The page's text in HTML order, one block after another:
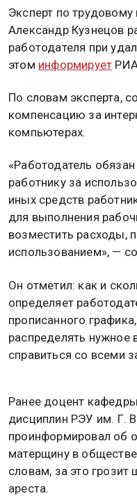
Эксперт по трудовому
Александр Кузнецов
работодателя при
этом информирует
По словам эксперта,
компенсацию за
компьютерах.
«Работодатель
работнику за
иных средств
для выполнения
возместить расходы,
использованием», —
Он отметил: как и
определяет
прописанного
распределять нужное
справиться со всеми
Ранее доцент
дисциплин РЭУ им. Г.
проинформировал об
матерщину в
словам, за это
ареста.